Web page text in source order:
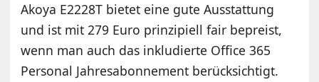
Akoya E2228T bietet eine gute Ausstattung
und ist mit 279 Euro prinzipiell fair bepreist,
wenn man auch das inkludierte Office 365
Personal Jahresabonnement berücksichtigt.